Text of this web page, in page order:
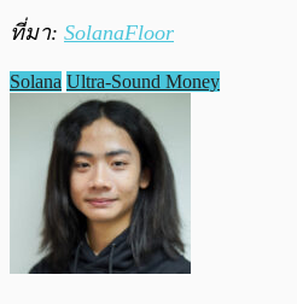
ที่มา: SolanaFloor
Solana Ultra-Sound Money